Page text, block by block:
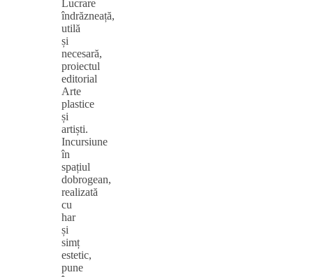
Lucrare
îndrăzneață,
utilă
și
necesară,
proiectul
editorial
Arte
plastice
și
artiști.
Incursiune
în
spațiul
dobrogean,
realizată
cu
har
și
simț
estetic,
pune